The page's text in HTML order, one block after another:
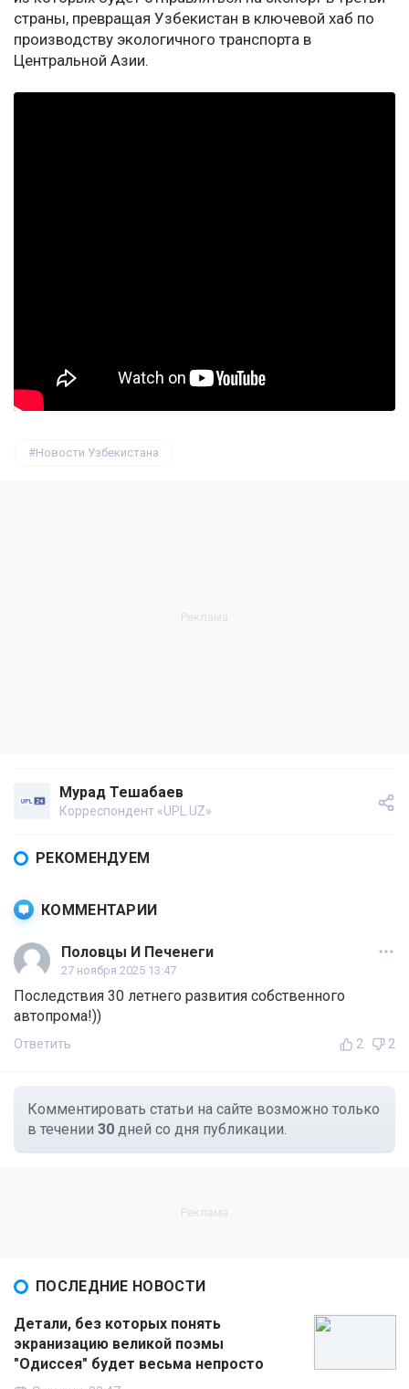
страны, превращая Узбекистан в ключевой хаб по
производству экологичного транспорта в
Центральной Азии.
Новости Узбекистана
Мурад Тешабаев
Корреспондент «UPL.UZ»
РЕКОМЕНДУЕМ
КОММЕНТАРИИ
Половцы И Печенеги
27 ноября 2025 13:47
Последствия 30 летнего развития собственного
автопрома!))
Ответить 2 2
Комментировать статьи на сайте возможно только
в течении 30 дней со дня публикации.
ПОСЛЕДНИЕ НОВОСТИ
Детали, без которых понять
экранизацию великой поэмы
"Одиссея" будет весьма непросто